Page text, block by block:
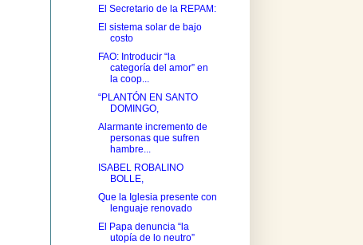
El Secretario de la REPAM:
El sistema solar de bajo
costo
FAO: Introducir “la
categoría del amor” en
la coop...
“PLANTÓN EN SANTO
DOMINGO,
Alarmante incremento de
personas que sufren
hambre...
ISABEL ROBALINO
BOLLE,
Que la Iglesia presente con
lenguaje renovado
El Papa denuncia “la
utopía de lo neutro”